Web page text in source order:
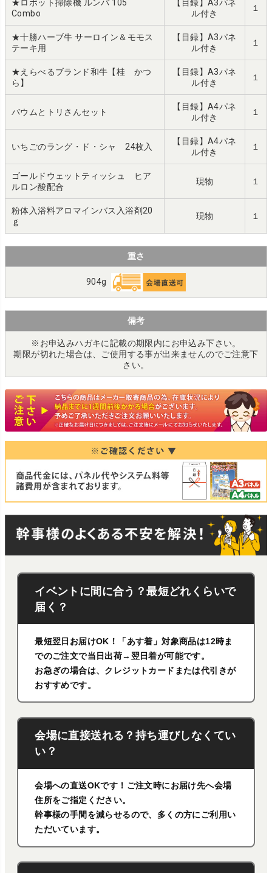
★ロボット掃除機 ルンバ 105
Combo
【目録】A3パネ
ル付き
１
★十勝ハーブ牛 サーロイン＆モモス
テーキ用
【目録】A3パネ
ル付き
１
★えらべるブランド和牛【桂 かつ
ら】
【目録】A3パネ
ル付き
１
バウムとトリさんセット
【目録】A4パネ
ル付き
１
いちごのラング・ド・シャ 24枚入
【目録】A4パネ
ル付き
１
ゴールドウェットティッシュ ヒア
ルロン酸配合
現物 １
粉体入浴料アロマインバス入浴剤20
ｇ
現物 １
重さ
904g
備考
※お申込みハガキに記載の期限内にお申込み下さい。
期限が切れた場合は、ご使用する事が出来ませんのでご注意下
さい。
イベントに間に合う？最短どれくらいで
届く？
最短翌日お届けOK！「あす着」対象商品は12時ま
でのご注文で当日出荷→翌日着が可能です。
お急ぎの場合は、クレジットカードまたは代引きが
おすすめです。
会場に直接送れる？持ち運びしなくてい
い？
会場への直送OKです！ご注文時にお届け先へ会場
住所をご指定ください。
幹事様の手間を減らせるので、多くの方にご利用い
ただいています。